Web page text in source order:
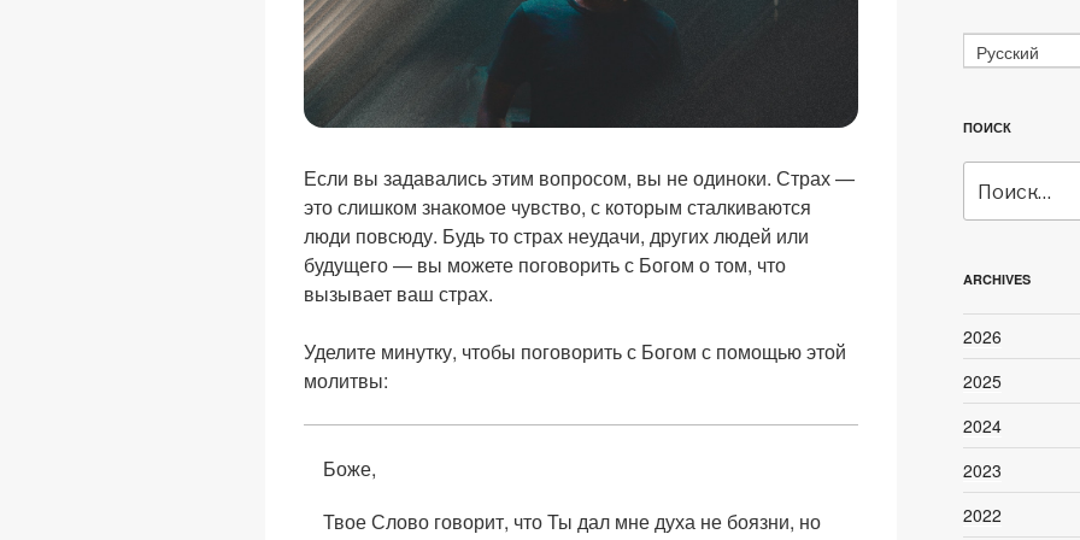
Если вы задавались этим вопросом, вы не одиноки. Страх —
это слишком знакомое чувство, с которым сталкиваются
люди повсюду. Будь то страх неудачи, других людей или
будущего — вы можете поговорить с Богом о том, что
вызывает ваш страх.
Уделите минутку, чтобы поговорить с Богом с помощью этой
молитвы:
Боже,
Твое Слово говорит, что Ты дал мне духа не боязни, но
Русский
ПОИСК
ARCHIVES
2026
2025
2024
2023
2022